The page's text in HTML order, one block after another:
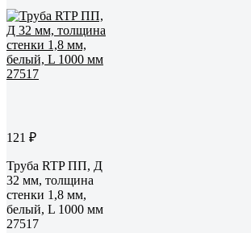
121 ₽
Труба RTP ПП, Д
32 мм, толщина
стенки 1,8 мм,
белый, L 1000 мм
27517